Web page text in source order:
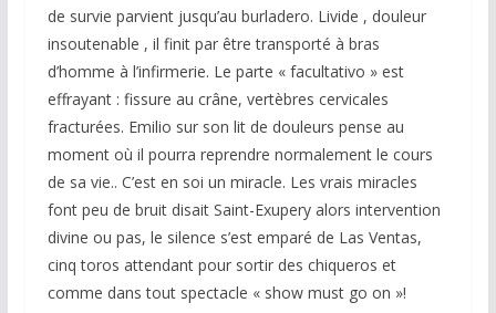
de survie parvient jusqu’au burladero. Livide , douleur
insoutenable , il finit par être transporté à bras
d’homme à l’infirmerie. Le parte « facultativo » est
effrayant : fissure au crâne, vertèbres cervicales
fracturées. Emilio sur son lit de douleurs pense au
moment où il pourra reprendre normalement le cours
de sa vie.. C’est en soi un miracle. Les vrais miracles
font peu de bruit disait Saint-Exupery alors intervention
divine ou pas, le silence s’est emparé de Las Ventas,
cinq toros attendant pour sortir des chiqueros et
comme dans tout spectacle « show must go on »!